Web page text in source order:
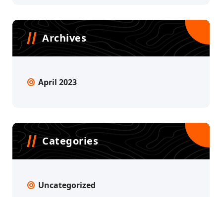
Archives
April 2023
Categories
Uncategorized